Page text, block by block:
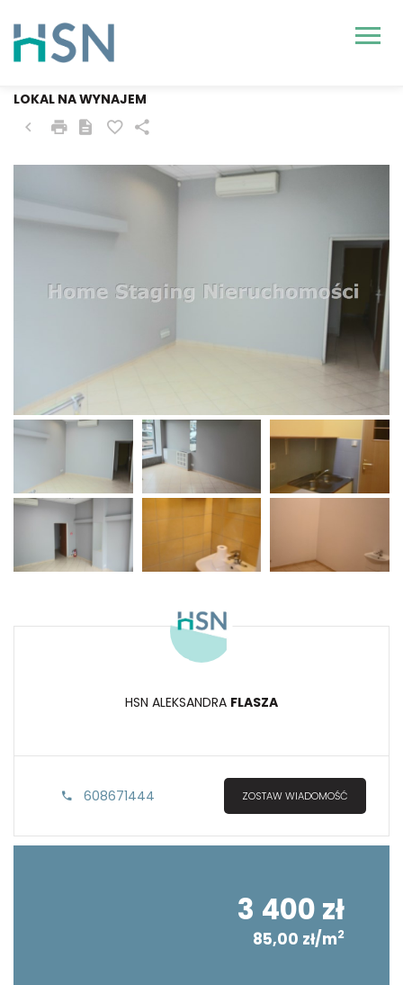
SZCZECIN
LOKAL NA WYNAJEM
HSN ALEKSANDRA FLASZA
608671444 ZOSTAW WIADOMOŚĆ
3 400 zł
85,00 zł/m2